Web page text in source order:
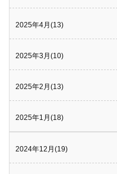
2025年4月(13)
2025年3月(10)
2025年2月(13)
2025年1月(18)
2024年12月(19)